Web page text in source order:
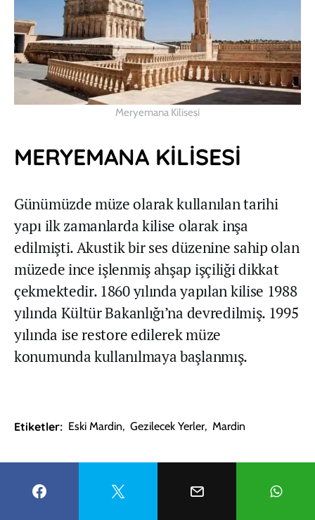
Meryemana Kilisesi
MERYEMANA KİLİSESİ
Günümüzde müze olarak kullanılan tarihi
yapı ilk zamanlarda kilise olarak inşa
edilmişti. Akustik bir ses düzenine sahip olan
müzede ince işlenmiş ahşap işçiliği dikkat
çekmektedir. 1860 yılında yapılan kilise 1988
yılında Kültür Bakanlığı’na devredilmiş. 1995
yılında ise restore edilerek müze
konumunda kullanılmaya başlanmış.
Etiketler: Eski Mardin, Gezilecek Yerler, Mardin
FACEBOOK WHATSAPP